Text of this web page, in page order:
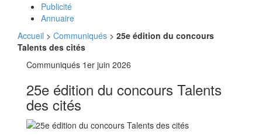
Publicité
Annuaire
Accueil > Communiqués > 25e édition du concours
Talents des cités
Communiqués 1er juin 2026
25e édition du concours Talents
des cités